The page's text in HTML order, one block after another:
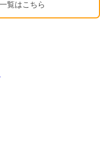
覧はこちら